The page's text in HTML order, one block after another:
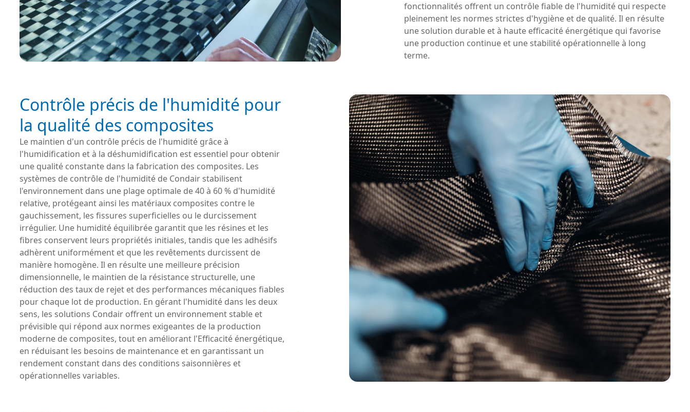
fonctionnalités offrent un contrôle fiable de l'humidité qui respecte
pleinement les normes strictes d'hygiène et de qualité. Il en résulte
une solution durable et à haute efficacité énergétique qui favorise
une production continue et une stabilité opérationnelle à long
terme.
Contrôle précis de l'humidité pour
la qualité des composites
Le maintien d'un contrôle précis de l'humidité grâce à
l'humidification et à la déshumidification est essentiel pour obtenir
une qualité constante dans la fabrication des composites. Les
systèmes de contrôle de l'humidité de Condair stabilisent
l'environnement dans une plage optimale de 40 à 60 % d'humidité
relative, protégeant ainsi les matériaux composites contre le
gauchissement, les fissures superficielles ou le durcissement
irrégulier. Une humidité équilibrée garantit que les résines et les
fibres conservent leurs propriétés initiales, tandis que les adhésifs
adhèrent uniformément et que les revêtements durcissent de
manière homogène. Il en résulte une meilleure précision
dimensionnelle, le maintien de la résistance structurelle, une
réduction des taux de rejet et des performances mécaniques fiables
pour chaque lot de production. En gérant l'humidité dans les deux
sens, les solutions Condair offrent un environnement stable et
prévisible qui répond aux normes exigeantes de la production
moderne de composites, tout en améliorant l'Efficacité énergétique,
en réduisant les besoins de maintenance et en garantissant un
rendement constant dans des conditions saisonnières et
opérationnelles variables.